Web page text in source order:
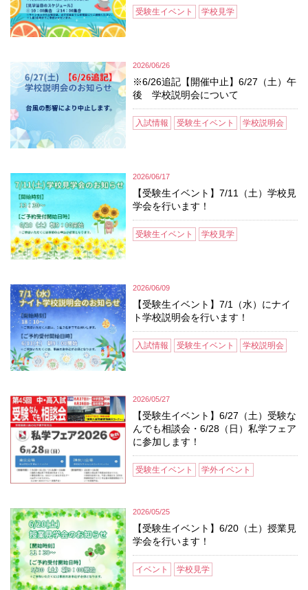
受験生イベント 学校見学
2026/06/26
※6/26追記【開催中止】6/27（土）午
後 学校説明会について
入試情報 受験生イベント 学校説明会
2026/06/17
【受験生イベント】7/11（土）学校見
学会を行います！
受験生イベント 学校見学
2026/06/09
【受験生イベント】7/1（水）にナイ
ト学校説明会を行います！
入試情報 受験生イベント 学校説明会
2026/05/27
【受験生イベント】6/27（土）受験な
んでも相談会・6/28（日）私学フェア
に参加します！
受験生イベント 学外イベント
2026/05/25
【受験生イベント】6/20（土）授業見
学会を行います！
イベント 学校見学